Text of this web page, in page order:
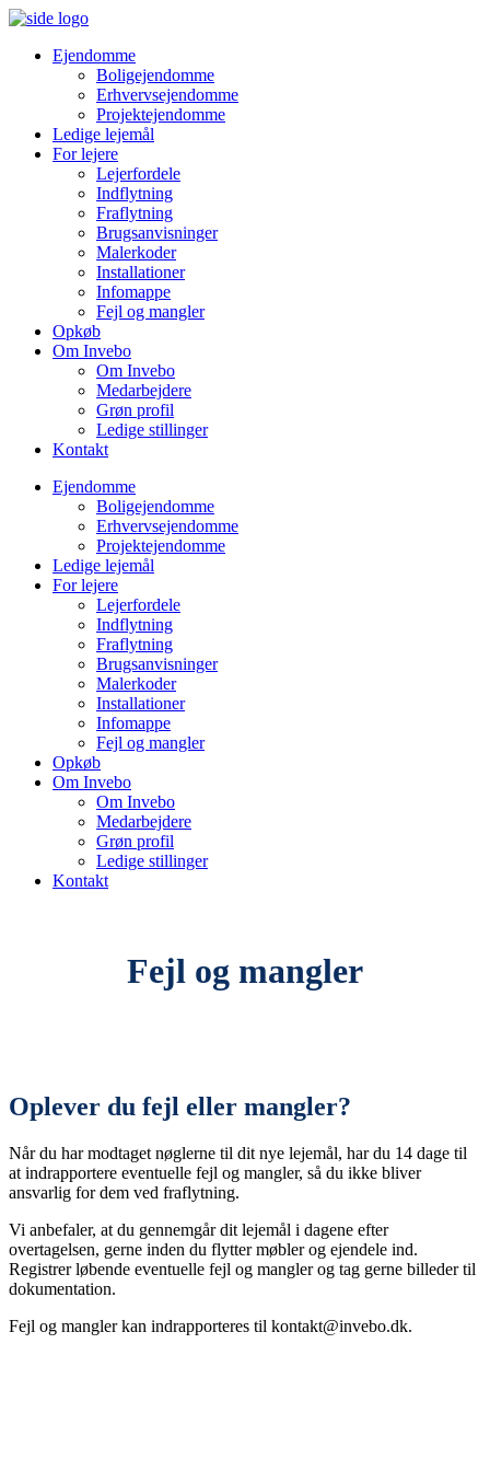
Ejendomme
Boligejendomme
Erhvervsejendomme
Projektejendomme
Ledige lejemål
For lejere
Lejerfordele
Indflytning
Fraflytning
Brugsanvisninger
Malerkoder
Installationer
Infomappe
Fejl og mangler
Opkøb
Om Invebo
Om Invebo
Medarbejdere
Grøn profil
Ledige stillinger
Kontakt
Ejendomme
Boligejendomme
Erhvervsejendomme
Projektejendomme
Ledige lejemål
For lejere
Lejerfordele
Indflytning
Fraflytning
Brugsanvisninger
Malerkoder
Installationer
Infomappe
Fejl og mangler
Opkøb
Om Invebo
Om Invebo
Medarbejdere
Grøn profil
Ledige stillinger
Kontakt
Fejl og mangler
Oplever du fejl eller mangler?
Når du har modtaget nøglerne til dit nye lejemål, har du 14 dage til
at indrapportere eventuelle fejl og mangler, så du ikke bliver
ansvarlig for dem ved fraflytning.
Vi anbefaler, at du gennemgår dit lejemål i dagene efter
overtagelsen, gerne inden du flytter møbler og ejendele ind.
Registrer løbende eventuelle fejl og mangler og tag gerne billeder til
dokumentation.
Fejl og mangler kan indrapporteres til kontakt@invebo.dk.